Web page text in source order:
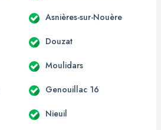
Asnières-sur-Nouère
Douzat
Moulidars
Genouillac 16
Nieuil